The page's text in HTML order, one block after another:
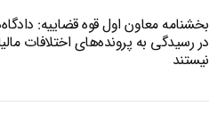
بخشنامه معاون اول قوه قضاییه:
در رسیدگی به پرونده‌های اختلافات
نیستند